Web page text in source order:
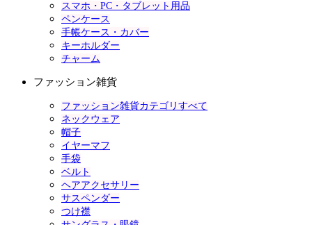
スマホ・PC・タブレット用品
ペンケース
手帳ケース・カバー
キーホルダー
チャーム
ファッション雑貨
ファッション雑貨カテゴリすべて
ネックウェア
帽子
イヤーマフ
手袋
ベルト
ヘアアクセサリー
サスペンダー
つけ襟